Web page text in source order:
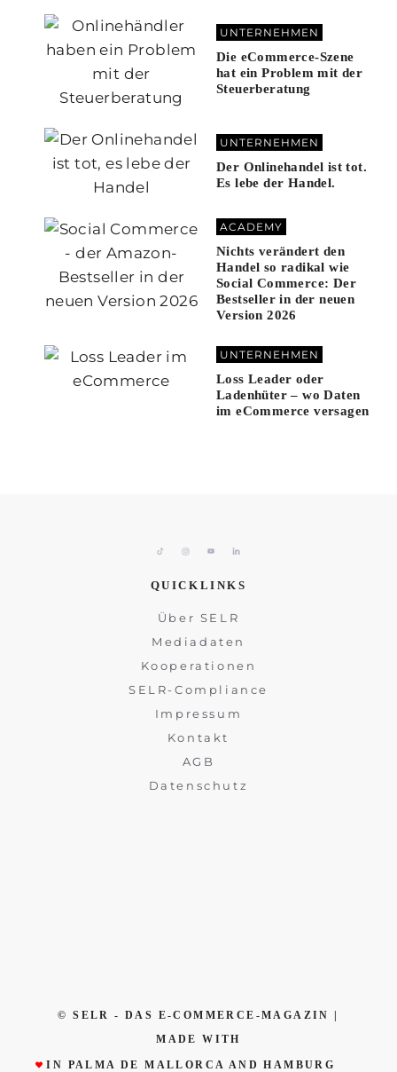
UNTERNEHMEN
Die eCommerce-Szene
hat ein Problem mit der
Steuerberatung
UNTERNEHMEN
Der Onlinehandel ist tot.
Es lebe der Handel.
ACADEMY
Nichts verändert den
Handel so radikal wie
Social Commerce: Der
Bestseller in der neuen
Version 2026
UNTERNEHMEN
Loss Leader oder
Ladenhüter – wo Daten
im eCommerce versagen
QUICKLINKS
Über SELR
Mediadaten
Kooperationen
SELR-Compliance
Impressum
Kontakt
AGB
Datenschutz
© SELR - DAS E-COMMERCE-MAGAZIN |
MADE WITH
IN PALMA DE MALLORCA AND HAMBURG